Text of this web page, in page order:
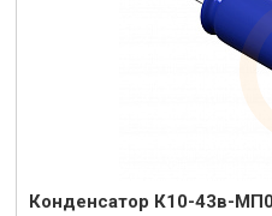
Конденсатор К10-43в-